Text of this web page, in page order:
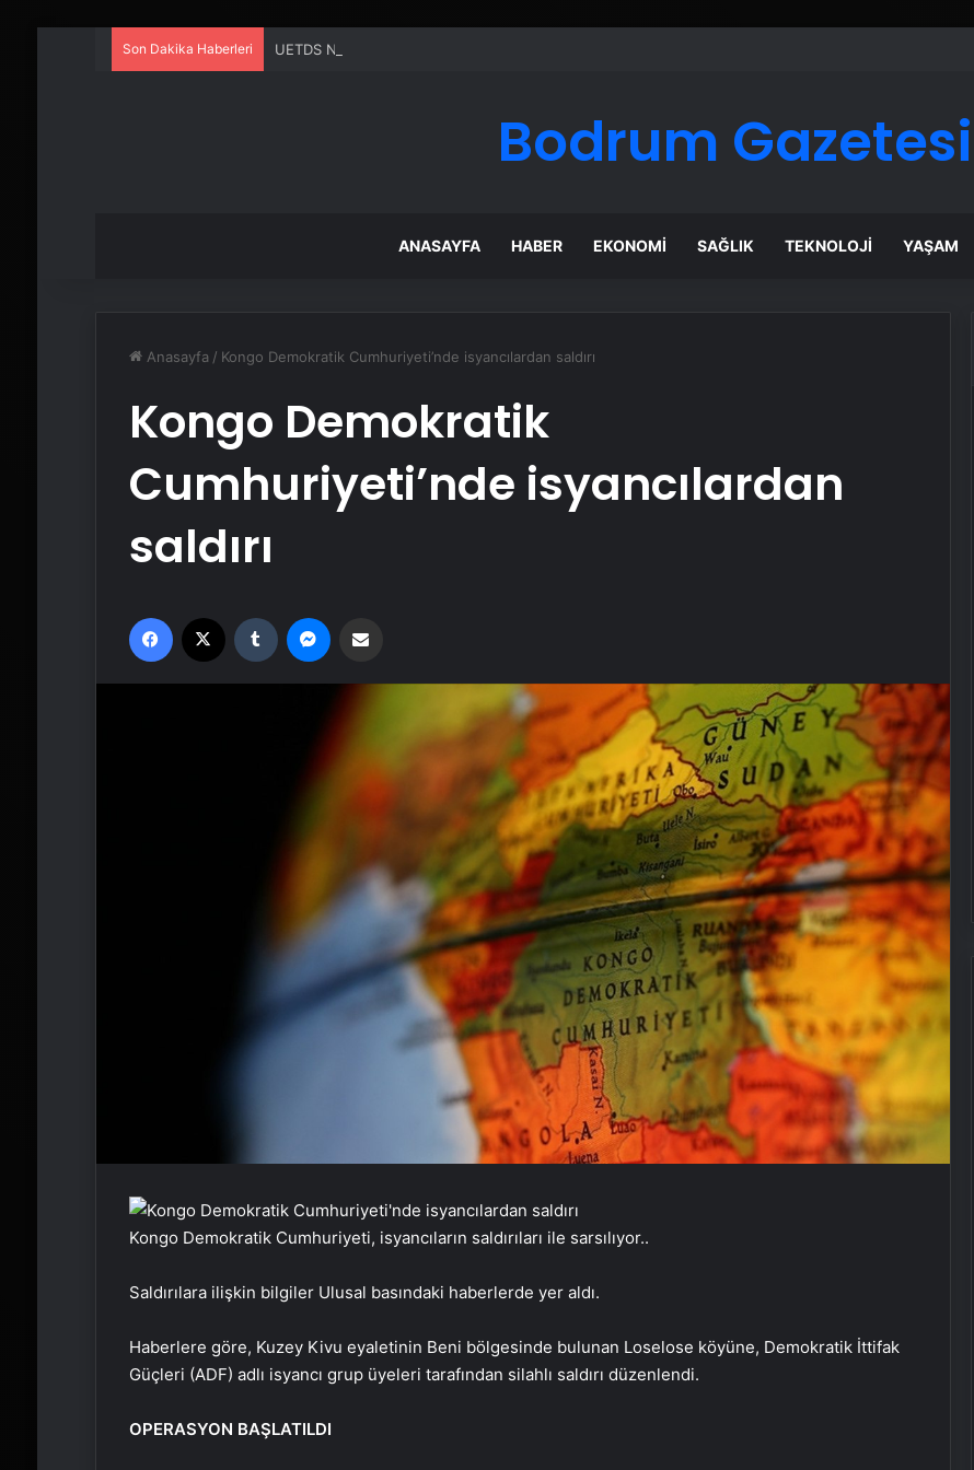
Son Dakika Haberleri UETDS Nedir ? Uetds.com İle Akıllı Dijital Taşımacılık Yazılımı
Bodrum Gazetesi
ANASAYFA HABER EKONOMI SAĞLIK TEKNOLOJI YAŞAM
Anasayfa / Kongo Demokratik Cumhuriyeti’nde isyancılardan saldırı
Kongo Demokratik
Cumhuriyeti’nde isyancılardan
saldırı
Facebook Tumblr
Kongo Demokratik Cumhuriyeti, isyancıların saldırıları ile sarsılıyor..
Saldırılara ilişkin bilgiler Ulusal basındaki haberlerde yer aldı.
Haberlere göre, Kuzey Kivu eyaletinin Beni bölgesinde bulunan Loselose köyüne, Demokratik İttifak
Güçleri (ADF) adlı isyancı grup üyeleri tarafından silahlı saldırı düzenlendi.
OPERASYON BAŞLATILDI